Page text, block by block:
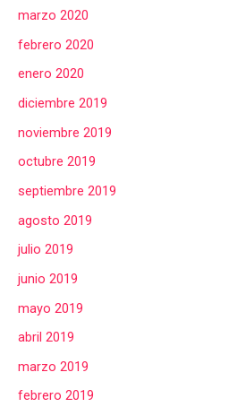
marzo 2020
febrero 2020
enero 2020
diciembre 2019
noviembre 2019
octubre 2019
septiembre 2019
agosto 2019
julio 2019
junio 2019
mayo 2019
abril 2019
marzo 2019
febrero 2019